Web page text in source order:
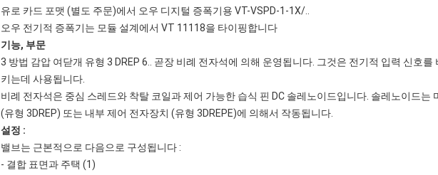
유로 카드 포맷 (별도 주문)에서 오우 디지털 증폭기용 VT-VSPD-1-1X/..
오우 전기적 증폭기는 모듈 설계에서 VT 11118을 타이핑합니다
기능, 부문
3 방법 감압 여닫개 유형 3 DREP 6.. 곧장 비례 전자석에 의해 운영됩니다. 그것은 전기적 입력 신호를
키는데 사용됩니다.
비례 전자석은 중심 스레드와 착탈 코일과 제어 가능한 습식 핀 DC 솔레노이드입니다. 솔레노이드는
(유형 3DREP) 또는 내부 제어 전자장치 (유형 3DREPE)에 의해서 작동됩니다.
설정 :
밸브는 근본적으로 다음으로 구성됩니다 :
- 결합 표면과 주택 (1)